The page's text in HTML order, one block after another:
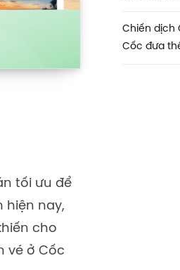
tối ưu để
hiện nay,
cho
vé ở Cốc
Chiến dịch
Cốc đưa